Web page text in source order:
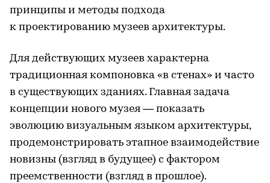
принципы и методы подхода
к проектированию музеев архитектуры.
Для действующих музеев характерна
традиционная компоновка «в стенах» и часто
в существующих зданиях. Главная задача
концепции нового музея — показать
эволюцию визуальным языком архитектуры,
продемонстрировать этапное взаимодействие
новизны (взгляд в будущее) с фактором
преемственности (взгляд в прошлое).